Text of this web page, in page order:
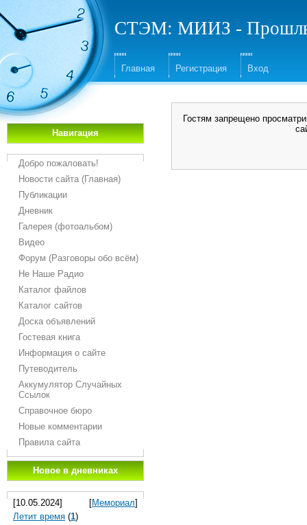
СТЭМ: МИИЗ -
Главная Регистрация Вход
Навигация
Добро пожаловать!
Новости сайта (Главная)
Публикации
Дневник
Галерея (фотоальбом)
Видео
Форум (Разговоры обо всём)
Не Наше Радио
Каталог файлов
Каталог сайтов
Доска объявлений
Гостевая книга
Информация о сайте
Путеводитель
Аккумулятор Случайных
Ссылок
Справочное бюро
Новые комментарии
Правила сайта
Новое в дневниках
[10.05.2024] [Мемориал]
Летит время (1)
Гостям запрещено